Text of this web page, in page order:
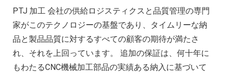
PTJ 加工 会社の供給ロジスティクスと品質管理の専門
家がこのテクノロジーの基盤であり、タイムリーな納
品と製品品質に対するすべての顧客の期待が満たさ
れ、それを上回っています。 追加の保証は、何十年に
もわたるCNC機械加工部品の実績ある納入に基づいて